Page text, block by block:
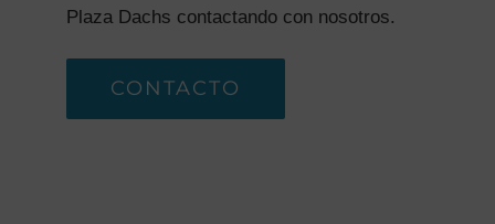
Plaza Dachs contactando con nosotros.
CONTACTO